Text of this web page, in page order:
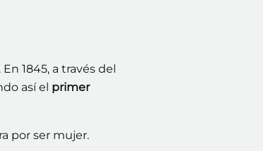
1845, a través del
así el primer
por ser mujer.